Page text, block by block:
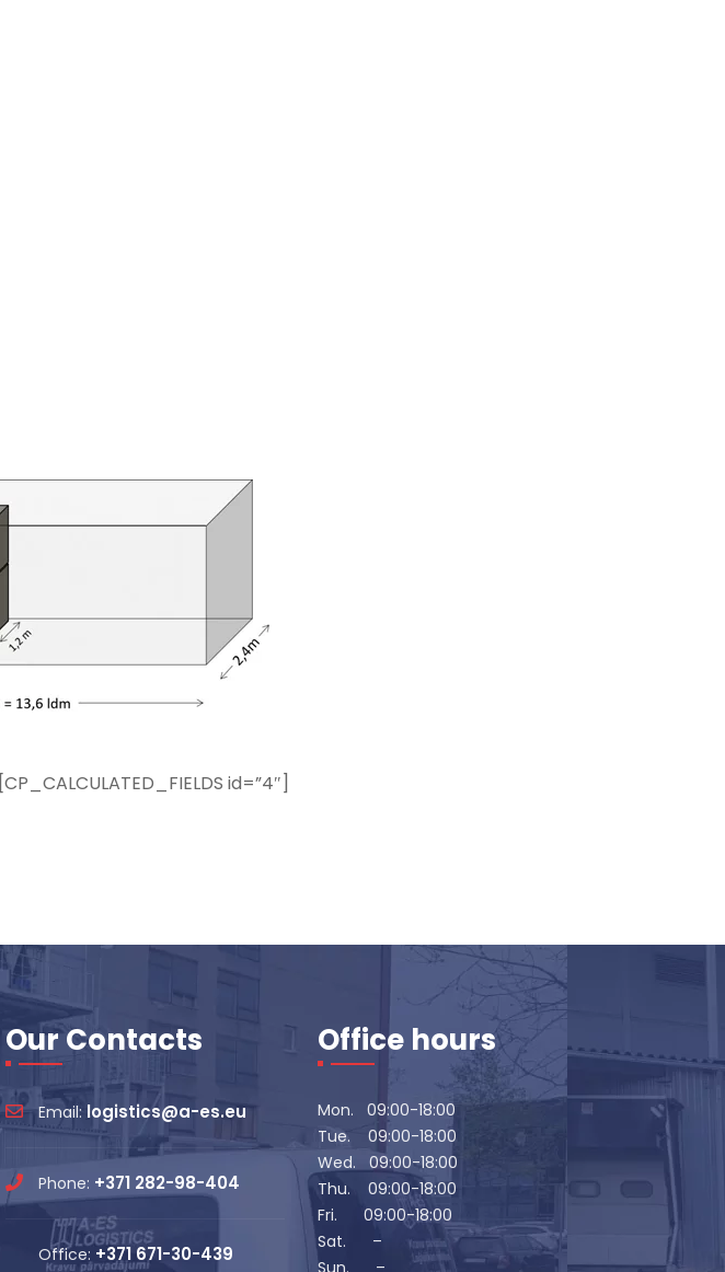
[CP_CALCULATED_FIELDS id=”4″]
Our Contacts
Email: logistics@a-es.eu
Phone: +371 282-98-404
Office: +371 671-30-439
Office hours
Mon. 09:00-18:00
Tue. 09:00-18:00
Wed. 09:00-18:00
Thu. 09:00-18:00
Fri. 09:00-18:00
Sat. –
Sun. –